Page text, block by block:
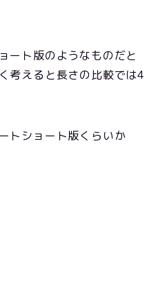
ート版のようなものだと
考えると長さの比較では4
トショート版くらいか